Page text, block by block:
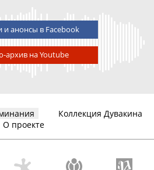
и анонсы в Facebook
архив на Youtube
Коллекция Дувакина
О проекте